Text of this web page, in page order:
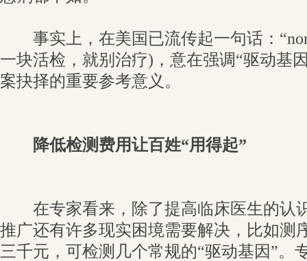
事实上，在美国已流传起一句话：
一块活检，就别治疗)，意在强调“驱动基
案抉择的重要参考意义。
降低检测费用让百姓“用得起”
在专家看来，除了提高临床医生的认
推广还有许多现实困境需要解决，比如测
三千元，可检测几个常规的“驱动基因”。